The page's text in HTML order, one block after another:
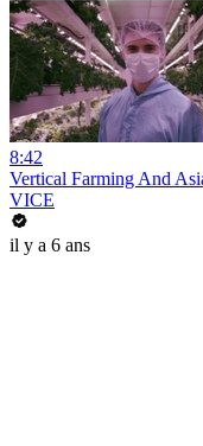
8:42
Vertical Farming And
VICE
il y a 6 ans